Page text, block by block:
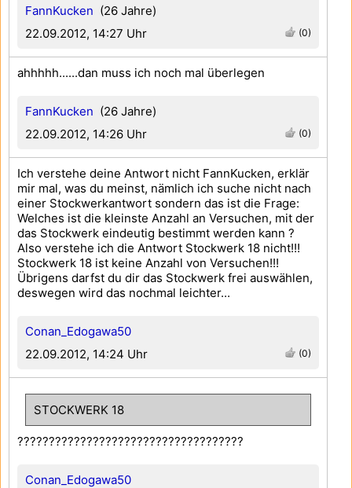
FannKucken (26 Jahre)
22.09.2012, 14:27 Uhr
(0)
FannKucken (26 Jahre)
22.09.2012, 14:26 Uhr
(0)
ahhhhh......dan muss ich noch mal überlegen
Conan_Edogawa50
22.09.2012, 14:24 Uhr
(0)
Ich verstehe deine Antwort nicht FannKucken, erklär
mir mal, was du meinst, nämlich ich suche nicht nach
einer Stockwerkantwort sondern das ist die Frage:
Welches ist die kleinste Anzahl an Versuchen, mit der
das Stockwerk eindeutig bestimmt werden kann ?
Also verstehe ich die Antwort Stockwerk 18 nicht!!!
Stockwerk 18 ist keine Anzahl von Versuchen!!!
Übrigens darfst du dir das Stockwerk frei auswählen,
deswegen wird das nochmal leichter...
Conan_Edogawa50
STOCKWERK 18
????????????????????????????????????